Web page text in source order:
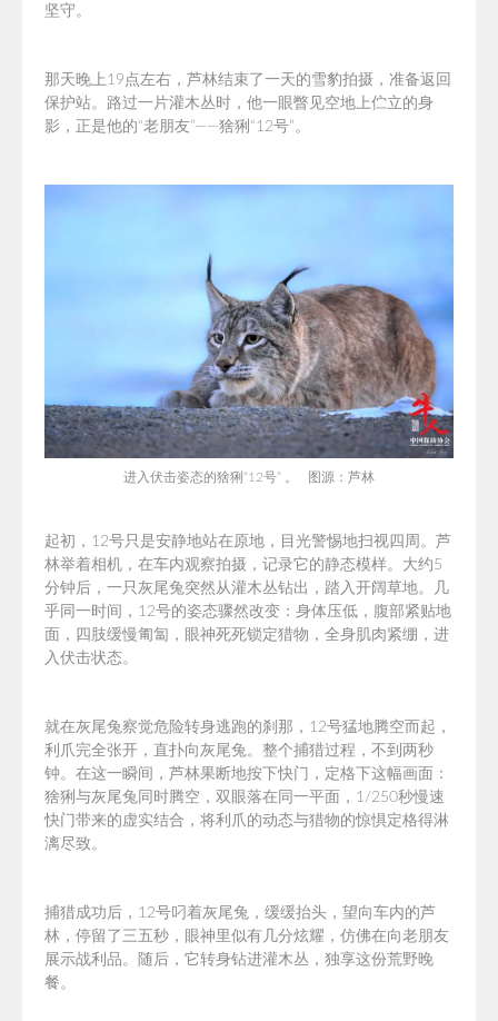
坚守。
那天晚上19点左右，芦林结束了一天的雪豹拍摄，准备返回
保护站。路过一片灌木丛时，他一眼瞥见空地上伫立的身
影，正是他的“老朋友”——猞猁“12号”。
进入伏击姿态的猞猁“12号” 。 图源：芦林
起初，12号只是安静地站在原地，目光警惕地扫视四周。芦
林举着相机，在车内观察拍摄，记录它的静态模样。 大约5
分钟后，一只灰尾兔突然从灌木丛钻出，踏入开阔草地。几
乎同一时间，12号的姿态骤然改变：身体压低，腹部紧贴地
面，四肢缓慢匍匐，眼神死死锁定猎物，全身肌肉紧绷，进
入伏击状态。
就在灰尾兔察觉危险转身逃跑的刹那，12号猛地腾空而起，
利爪完全张开，直扑向 灰尾兔 。整个捕猎过程，不到两秒
钟。在这一瞬间，芦林果断地按下快门，定格下这幅画面：
猞猁与灰尾兔同时腾空，双眼落在同一平面， 1/250秒慢速
快门带来的虚实结合，将利爪的动态与猎物的惊惧定格得淋
漓尽致。
捕猎成功后，12号叼着灰尾兔，缓缓抬头，望向车内的芦
林，停留了三五秒，眼神里似有几分炫耀，仿佛在向老朋友
展示战利品。随后，它转身钻进灌木丛，独享这份荒野晚
餐。